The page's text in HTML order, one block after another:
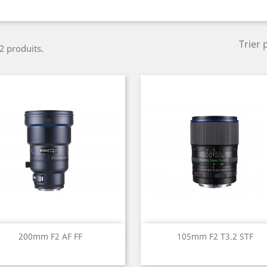
produits. Trier
200mm F2 AF FF
Aperçu rapide 105mm F2 T3.2 STF
Aperçu rapide